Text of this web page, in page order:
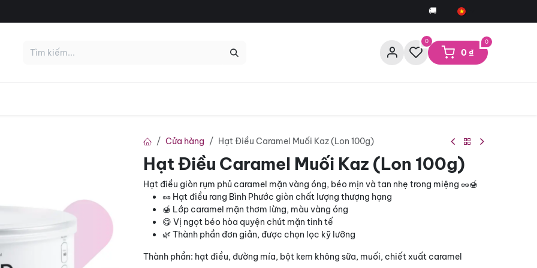
🚚 Miễn phí giao hàng cho đơn
0 0
0₫
KHỦNG 😱 HOT 🔥
Cửa hàng Hạt Điều Caramel Muối Kaz (Lon 100g)
Hạt Điều Caramel Muối Kaz (Lon 100g)
Hạt điều giòn rụm phủ caramel mặn vàng óng, béo mịn và tan nhẹ trong miệng 🥜🍯
🥜 Hạt điều rang Bình Phước giòn chất lượng thượng hạng
🍯 Lớp caramel mặn thơm lừng, màu vàng óng
😋 Vị ngọt béo hòa quyện chút mặn tinh tế
🌿 Thành phần đơn giản, được chọn lọc kỹ lưỡng
Thành phần: hạt điều, đường mía, bột kem không sữa, muối, chiết xuất caramel